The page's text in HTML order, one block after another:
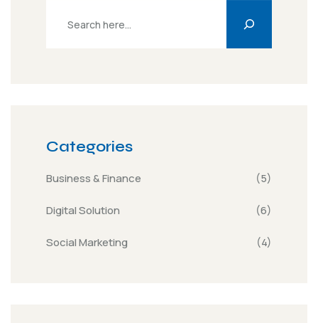
Categories
Business & Finance (5)
Digital Solution (6)
Social Marketing (4)